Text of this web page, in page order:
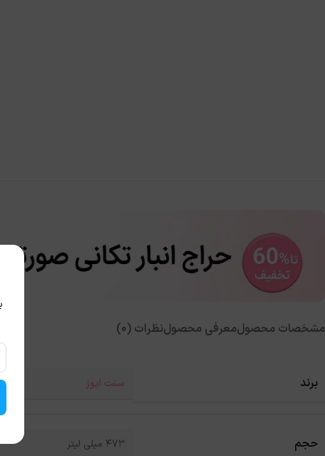
مشخصات محصولمعرفی محصولنظرات (0)
برند سنت ایوز
حجم 473 میلی لیتر